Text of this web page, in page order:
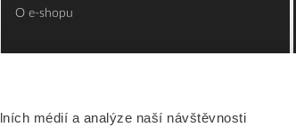
médií a analýze naší návštěvnosti
O e-shopu